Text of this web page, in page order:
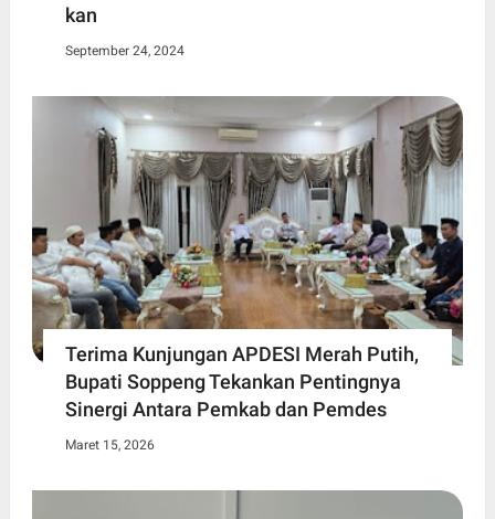
kan
September 24, 2024
Terima Kunjungan APDESI Merah Putih,
Bupati Soppeng Tekankan Pentingnya
Sinergi Antara Pemkab dan Pemdes
Maret 15, 2026